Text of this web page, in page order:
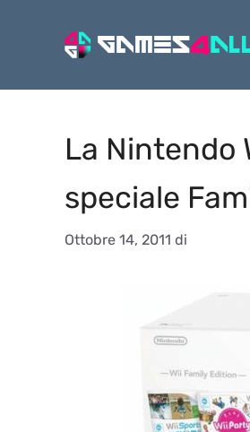
La Nintendo
speciale
Ottobre 14, 2011 di